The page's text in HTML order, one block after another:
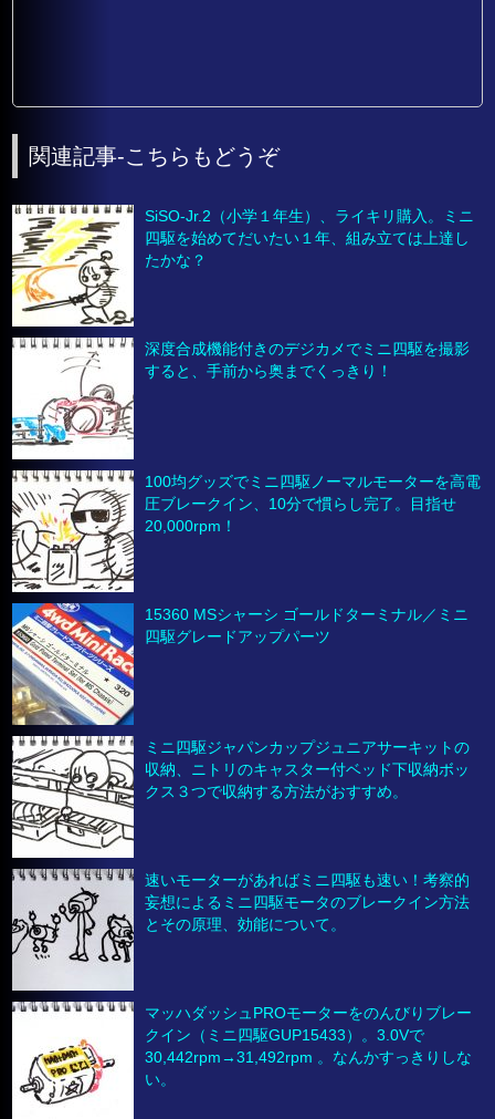
関連記事-こちらもどうぞ
SiSO-Jr.2（小学１年生）、ライキリ購入。ミニ
四駆を始めてだいたい１年、組み立ては上達し
たかな？
深度合成機能付きのデジカメでミニ四駆を撮影
すると、手前から奥までくっきり！
100均グッズでミニ四駆ノーマルモーターを高電
圧ブレークイン、10分で慣らし完了。目指せ
20,000rpm！
15360 MSシャーシ ゴールドターミナル／ミニ
四駆グレードアップパーツ
ミニ四駆ジャパンカップジュニアサーキットの
収納、ニトリのキャスター付ベッド下収納ボッ
クス３つで収納する方法がおすすめ。
速いモーターがあればミニ四駆も速い！考察的
妄想によるミニ四駆モータのブレークイン方法
とその原理、効能について。
マッハダッシュPROモーターをのんびりブレー
クイン（ミニ四駆GUP15433）。3.0Vで
30,442rpm→31,492rpm 。なんかすっきりしな
い。